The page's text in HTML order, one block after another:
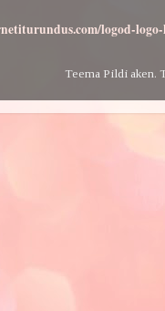
logod-
Teema Pildi aken.